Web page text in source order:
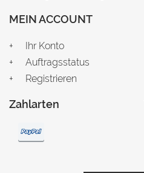
MEIN ACCOUNT
Ihr Konto
Auftragsstatus
Registrieren
Zahlarten